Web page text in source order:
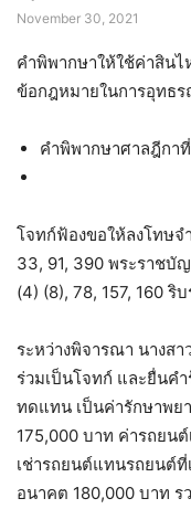
November 30, 2021
คำพิพากษาให้ใช้ค่าสิน
ข้อกฎหมายในการอุทธ
คำพิพากษาศาลฎีกา
โจทก์ฟ้องขอให้ลงโทษจ
33, 91, 390 พระราชบั
(4) (8), 78, 157, 160 ริ
ระหว่างพิจารณา นางสา
ร่วมเป็นโจทก์ และยื่นค
ทดแทน เป็นค่ารักษาพย
175,000 บาท ค่ารถยน
เช่ารถยนต์แทนรถยนต์
อนาคต 180,000 บาท ร